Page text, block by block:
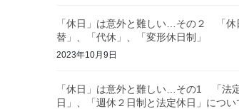
「休日」は意外と難しい…その２ 「休
替」、「代休」、「変形休日制」
2023年10月9日
「休日」は意外と難しい…その1 「法
日」、「週休２日制と法定休日」につい